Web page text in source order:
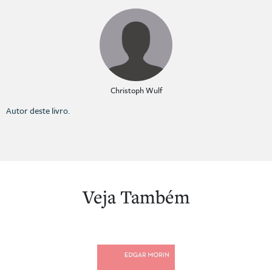
Christoph Wulf
Autor deste livro.
Veja Também